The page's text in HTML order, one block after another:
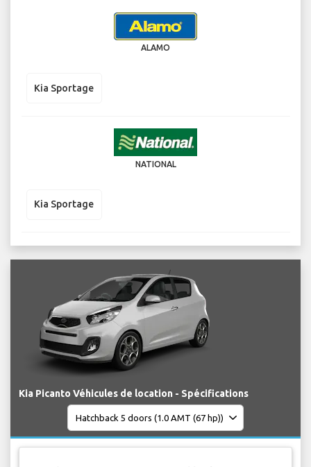
ALAMO
Kia Sportage
NATIONAL
Kia Sportage
Kia Picanto Véhicules de location - Spécifications